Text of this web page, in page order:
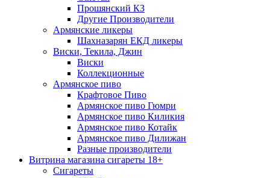
Прошянский КЗ
Другие Производители
Армянские ликеры
Шахназарян ЕКД ликеры
Виски, Текила, Джин
Виски
Коллекционные
Армянское пиво
Крафтовое Пиво
Армянское пиво Гюмри
Армянское пиво Киликия
Армянское пиво Котайк
Армянское пиво Дилижан
Разные производители
Витрина магазина сигареты 18+
Cигареты